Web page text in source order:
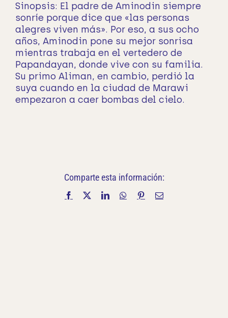
Sinopsis: El padre de Aminodin siempre
sonríe porque dice que «las personas
alegres viven más». Por eso, a sus ocho
años, Aminodin pone su mejor sonrisa
mientras trabaja en el vertedero de
Papandayan, donde vive con su familia.
Su primo Aliman, en cambio, perdió la
suya cuando en la ciudad de Marawi
empezaron a caer bombas del cielo.
Comparte esta información:
Facebook LinkedInWhatsApp
PinterestCorreo